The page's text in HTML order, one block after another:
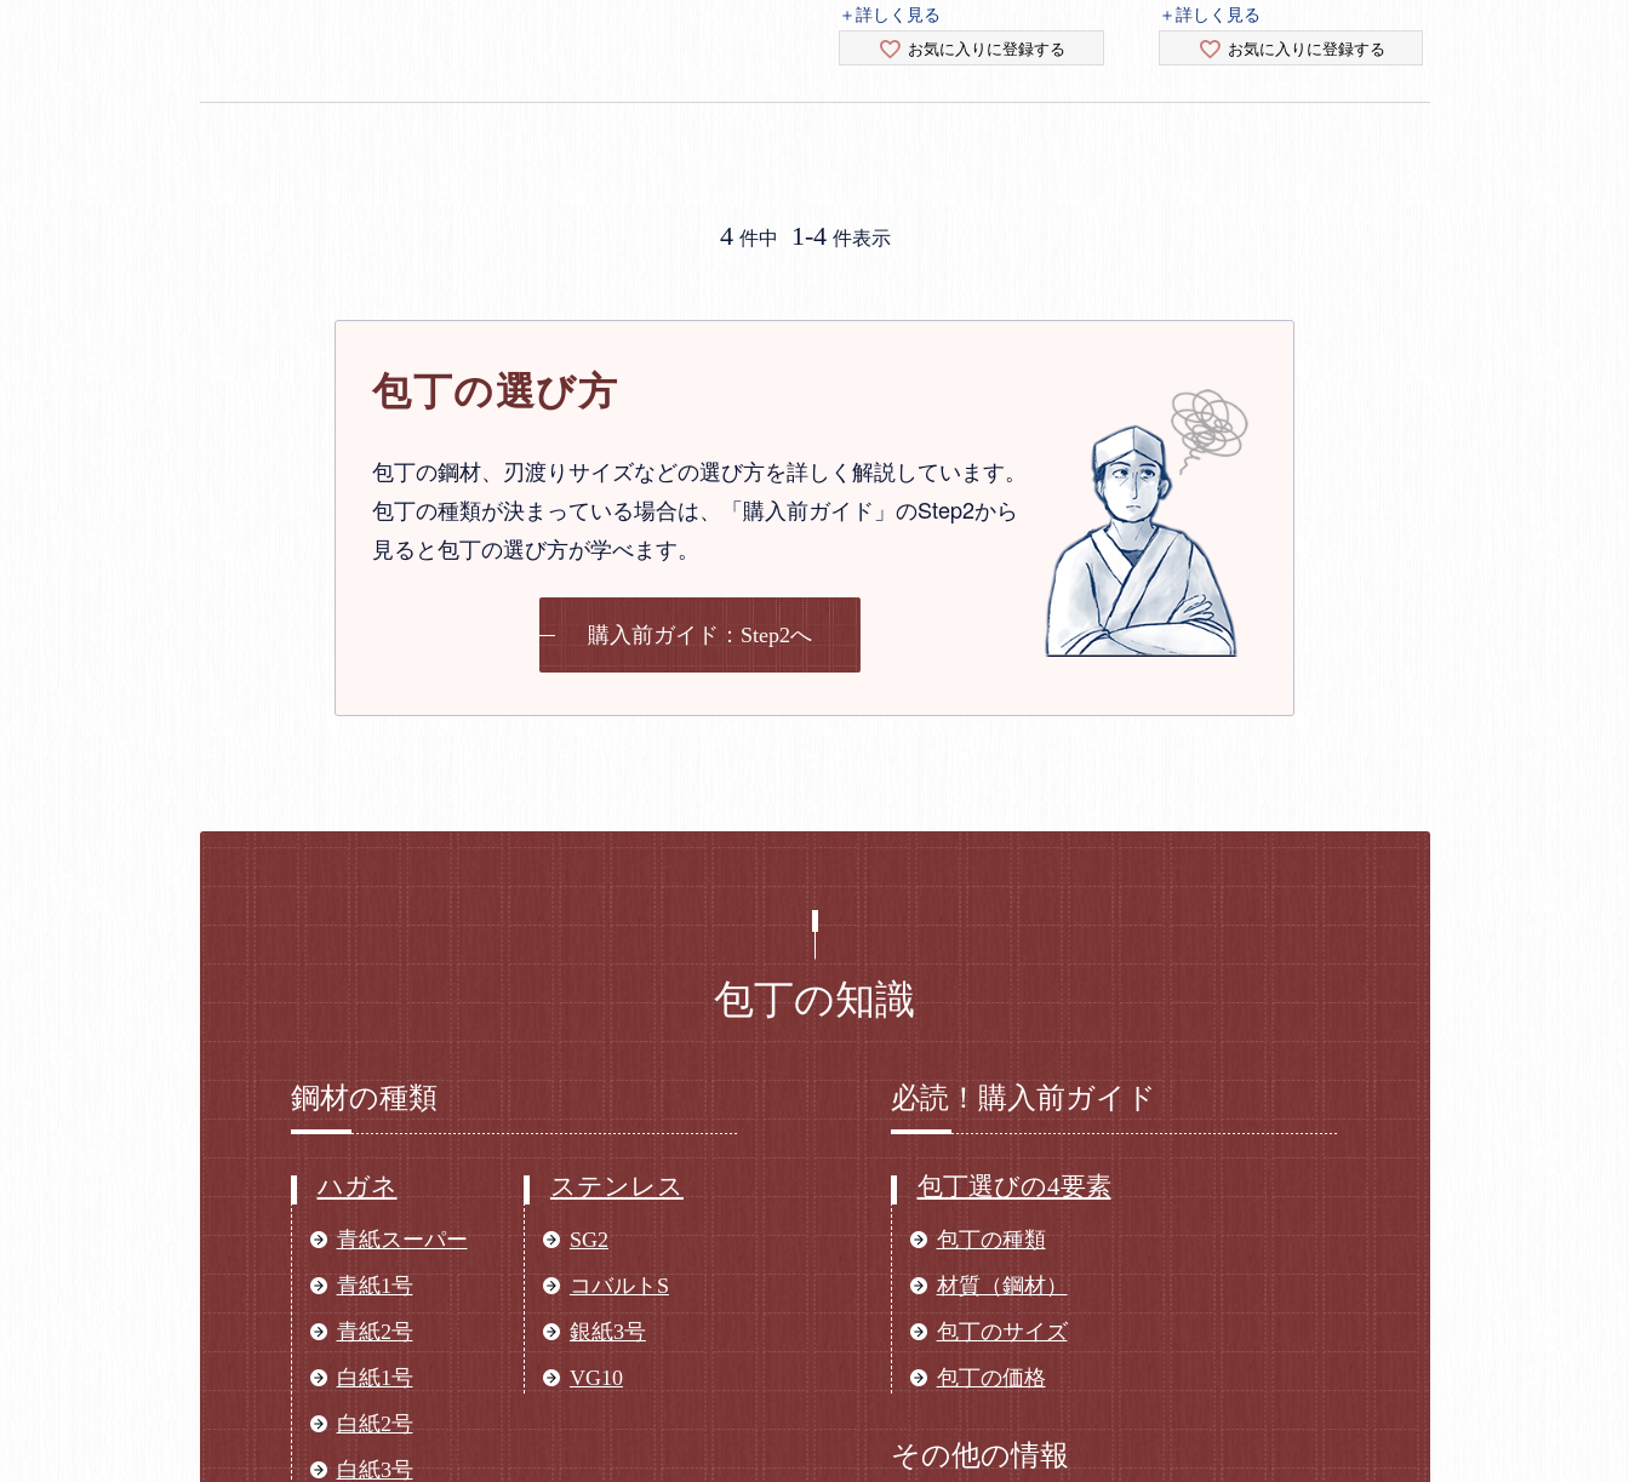
＋詳しく見る
お気に入りに登録する
＋詳しく見る
お気に入りに登録する
4 件中 1-4 件表示
包丁の選び方
包丁の鋼材、刃渡りサイズなどの選び方を詳しく解説しています。
包丁の種類が決まっている場合は、「購入前ガイド」のStep2から
見ると包丁の選び方が学べます。
購入前ガイド：Step2へ
包丁の知識
鋼材の種類
ハガネ
青紙スーパー
青紙1号
青紙2号
白紙1号
白紙2号
白紙3号
ステンレス
SG2
コバルトS
銀紙3号
VG10
必読！購入前ガイド
包丁選びの4要素
包丁の種類
材質（鋼材）
包丁のサイズ
包丁の価格
その他の情報